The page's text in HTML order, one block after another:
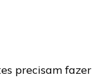
precisam fazer